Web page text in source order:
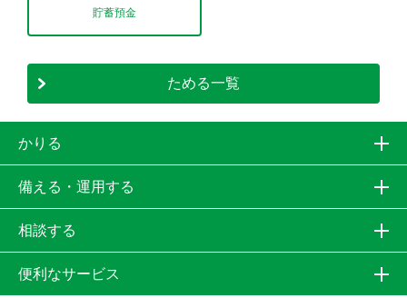
貯蓄預金
ためる一覧
かりる
備える・運用する
相談する
便利なサービス